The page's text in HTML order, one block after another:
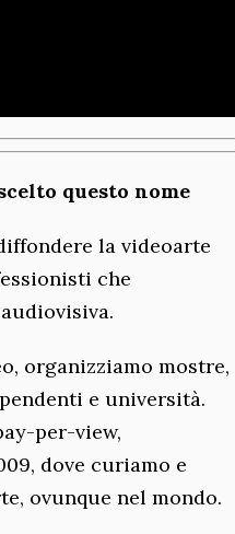
questo nome
la videoarte
che
organizziamo mostre,
e università.
per-view,
dove curiamo e
ovunque nel mondo.